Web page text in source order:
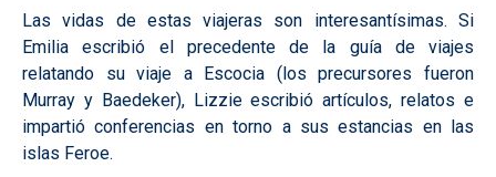
Las vidas de estas viajeras son interesantísimas. Si
Emilia escribió el precedente de la guía de viajes
relatando su viaje a Escocia (los precursores fueron
Murray y Baedeker), Lizzie escribió artículos, relatos e
impartió conferencias en torno a sus estancias en las
islas Feroe.